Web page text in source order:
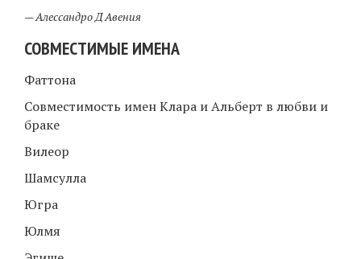
—Алессандро Д Авения
СОВМЕСТИМЫЕ ИМЕНА
Фаттона
Совместимость имен Клара и Альберт в любви и
браке
Вилеор
Шамсулла
Югра
Юлмя